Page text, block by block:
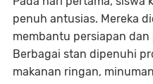
penuh antusias. Mereka
membantu persiapan
Berbagai stan dipenuhi
makanan ringan,